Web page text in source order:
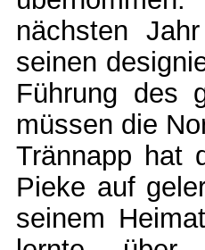
nächsten
seinen
Führung des
müssen die
Trännapp hat
Pieke auf
seinem